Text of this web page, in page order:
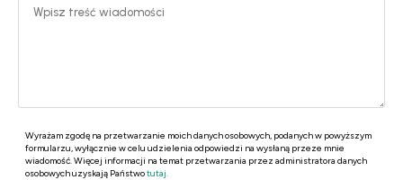
Wyrażam zgodę na przetwarzanie moich danych osobowych, podanych w powyższym
formularzu, wyłącznie w celu udzielenia odpowiedzi na wysłaną przeze mnie
wiadomość. Więcej informacji na temat przetwarzania przez administratora danych
osobowych uzyskają Państwotutaj.